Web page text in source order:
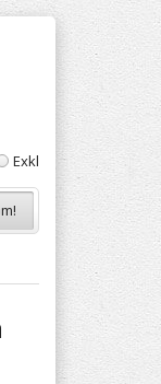
Exkl